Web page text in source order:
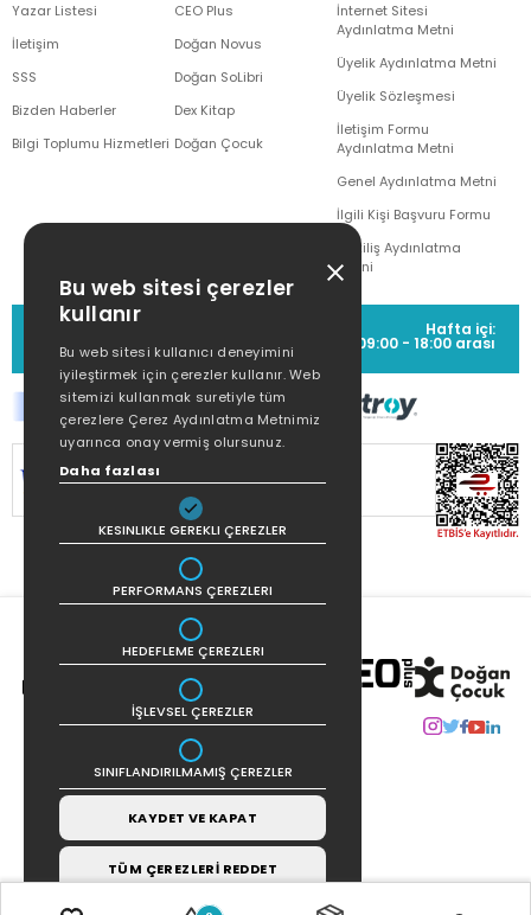
Yazar Listesi
İletişim
SSS
Bizden Haberler
Bilgi Toplumu Hizmetleri
CEO Plus
Doğan Novus
Doğan SoLibri
Dex Kitap
Doğan Çocuk
İnternet Sitesi
Aydınlatma Metni
Üyelik Aydınlatma Metni
Üyelik Sözleşmesi
İletişim Formu
Aydınlatma Metni
Genel Aydınlatma Metni
İlgili Kişi Başvuru Formu
Çekiliş Aydınlatma
Metni
MÜŞTERİ HİZMETLERİ
(0212) 373 77 00
Hafta içi:
09:00 - 18:00 arası
SİTEMİZ
KORUNMAKTADIR.
Bu web sitesi çerezler
kullanır
Bu web sitesi kullanıcı deneyimini
iyileştirmek için çerezler kullanır. Web
sitemizi kullanmak suretiyle tüm
çerezlere Çerez Aydınlatma Metnimiz
uyarınca onay vermiş olursunuz.
Daha fazlası
KESINLIKLE GEREKLI ÇEREZLER
PERFORMANS ÇEREZLERI
HEDEFLEME ÇEREZLERI
İŞLEVSEL ÇEREZLER
SINIFLANDIRILMAMIŞ ÇEREZLER
KAYDET VE KAPAT
TÜM ÇEREZLERİ REDDET